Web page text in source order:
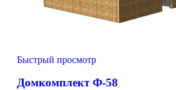
Быстрый просмотр
Домкомплект Ф-58